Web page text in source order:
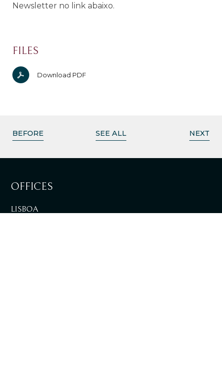
Newsletter no link abaixo.
FILES
Download PDF
BEFORE SEE ALL NEXT
OFFICES
LISBOA